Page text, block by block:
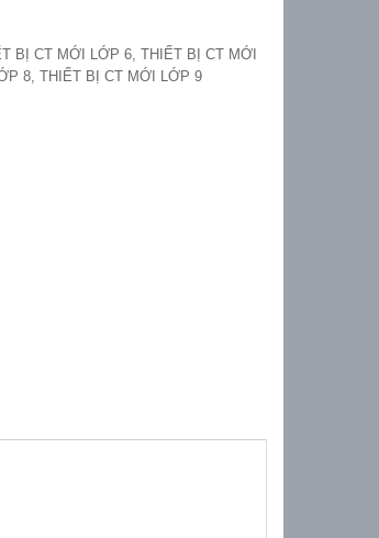
BỊ CT MỚI LỚP 6,THIẾT BỊ CT MỚI
8,THIẾT BỊ CT MỚI LỚP 9